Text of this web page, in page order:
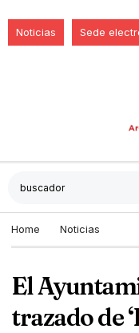
Noticias Sede
Home Noticias
El
trazado de